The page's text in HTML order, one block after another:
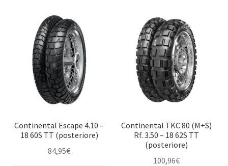
Continental Escape 4.10 –
18 60S TT (posteriore)
84,95€
Continental TKC 80 (M+S)
Rf. 3.50 – 18 62S TT
(posteriore)
100,96€